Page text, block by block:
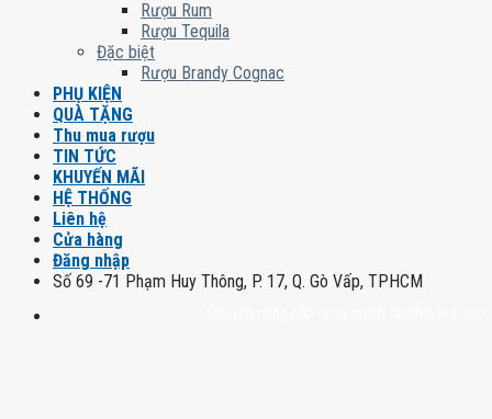
Rượu Rum
Rượu Tequila
Đặc biệt
Rượu Brandy Cognac
PHỤ KIỆN
QUÀ TẶNG
Thu mua rượu
TIN TỨC
KHUYẾN MÃI
HỆ THỐNG
Liên hệ
Cửa hàng
Đăng nhập
Số 69 -71 Phạm Huy Thông, P. 17, Q. Gò Vấp, TPHCM